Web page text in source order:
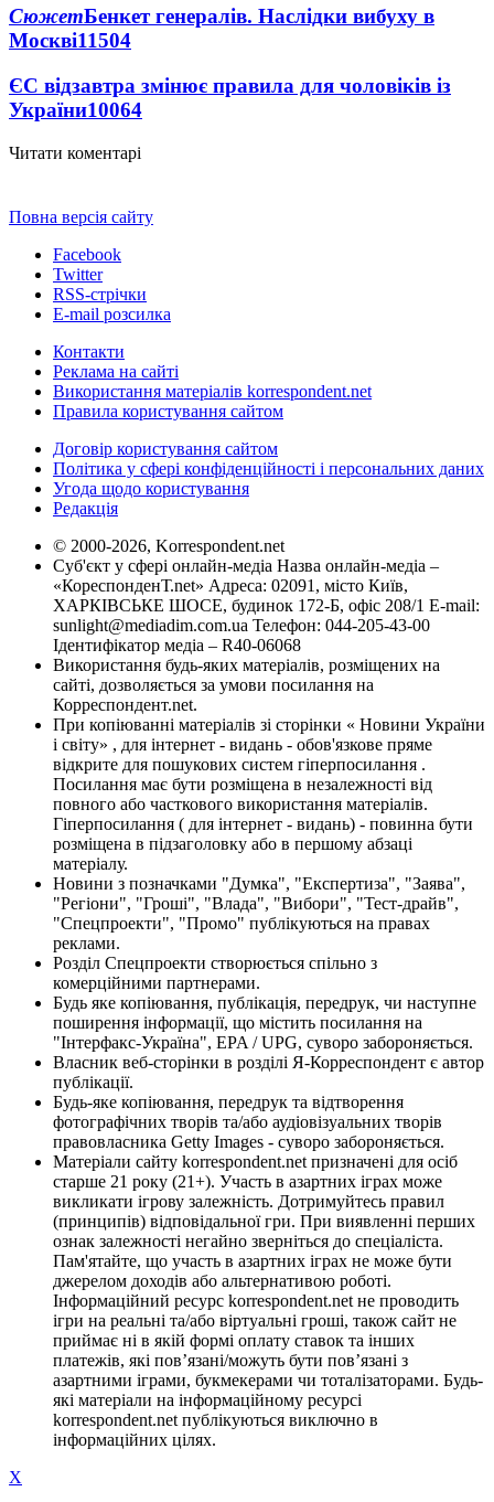
СюжетБенкет генералів. Наслідки вибуху в
Москві11504
ЄС відзавтра змінює правила для чоловіків із
України10064
Читати коментарі
Повна версія сайту
Facebook
Twitter
RSS-стрічки
E-mail розсилка
Контакти
Реклама на сайті
Використання матеріалів korrespondent.net
Правила користування сайтом
Договір користування сайтом
Політика у сфері конфіденційності і персональних даних
Угода щодо користування
Редакція
© 2000-2026, Korrespondent.net
Суб'єкт у сфері онлайн-медіа Назва онлайн-медіа –
«КореспонденТ.net» Адреса: 02091, місто Київ,
ХАРКІВСЬКЕ ШОСЕ, будинок 172-Б, офіс 208/1 E-mail:
sunlight@mediadim.com.ua Телефон: 044-205-43-00
Ідентифікатор медіа – R40-06068
Використання будь-яких матеріалів, розміщених на
сайті, дозволяється за умови посилання на
Корреспондент.net.
При копіюванні матеріалів зі сторінки « Новини України
і світу» , для інтернет - видань - обов'язкове пряме
відкрите для пошукових систем гіперпосилання .
Посилання має бути розміщена в незалежності від
повного або часткового використання матеріалів.
Гіперпосилання ( для інтернет - видань) - повинна бути
розміщена в підзаголовку або в першому абзаці
матеріалу.
Новини з позначками "Думка", "Експертиза", "Заява",
"Регіони", "Гроші", "Влада", "Вибори", "Тест-драйв",
"Спецпроекти", "Промо" публікуються на правах
реклами.
Розділ Спецпроекти створюється спільно з
комерційними партнерами.
Будь яке копіювання, публікація, передрук, чи наступне
поширення інформації, що містить посилання на
"Інтерфакс-Україна", EPA / UPG, суворо забороняється.
Власник веб-сторінки в розділі Я-Корреспондент є автор
публікації.
Будь-яке копіювання, передрук та відтворення
фотографічних творів та/або аудіовізуальних творів
правовласника Getty Images - суворо забороняється.
Матеріали сайту korrespondent.net призначені для осіб
старше 21 року (21+). Участь в азартних іграх може
викликати ігрову залежність. Дотримуйтесь правил
(принципів) відповідальної гри. При виявленні перших
ознак залежності негайно зверніться до спеціаліста.
Пам'ятайте, що участь в азартних іграх не може бути
джерелом доходів або альтернативою роботі.
Інформаційний ресурс korrespondent.net не проводить
ігри на реальні та/або віртуальні гроші, також сайт не
приймає ні в якій формі оплату ставок та інших
платежів, які пов’язані/можуть бути пов’язані з
азартними іграми, букмекерами чи тоталізаторами. Будь-
які матеріали на інформаційному ресурсі
korrespondent.net публікуються виключно в
інформаційних цілях.
X